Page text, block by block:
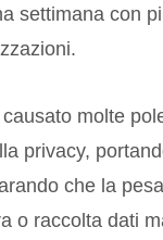
settimana con
molte
privacy,
che la
o raccolta dati